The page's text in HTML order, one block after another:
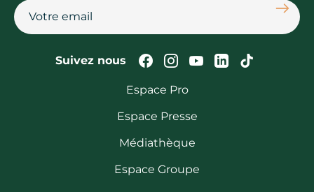
Suivez nous Suivez-nous sur
Suivez-nous sur
Suivez-nous
Suivez-Suivez-
Espace Pro
Espace Presse
Médiathèque
Espace Groupe